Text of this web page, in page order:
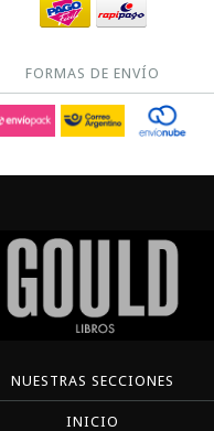
FORMAS DE ENVÍO
NUESTRAS SECCIONES
INICIO